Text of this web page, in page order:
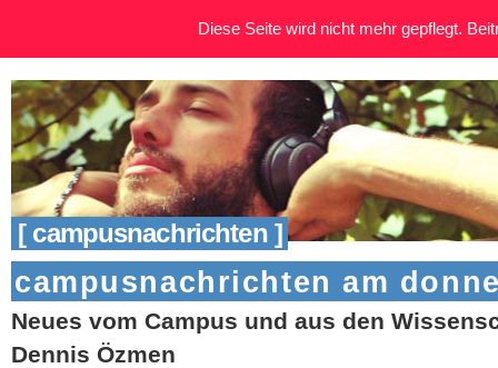
[ campusnachrichten ]
campusnachrichten am
Neues vom Campus und aus den
Dennis Özmen
Diese Seite wird nicht mehr gepflegt.